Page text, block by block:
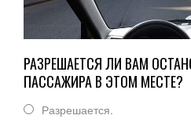
РАЗРЕШАЕТСЯ ЛИ ВАМ
ПАССАЖИРА В ЭТОМ МЕСТЕ?
Разрешается.